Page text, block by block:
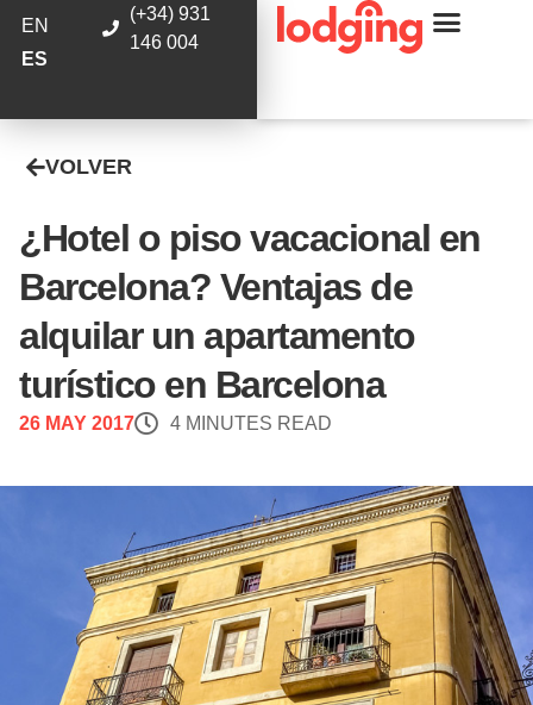
EN
ES
(+34) 931
146 004
VOLVER
¿Hotel o piso vacacional en
Barcelona? Ventajas de
alquilar un apartamento
turístico en Barcelona
26 MAY 2017 4 MINUTES READ